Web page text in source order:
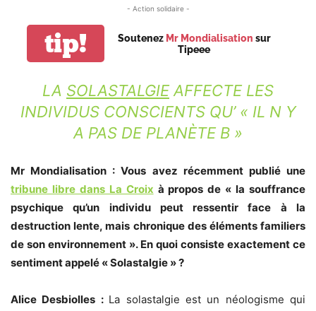
- Action solidaire -
tip! Soutenez Mr Mondialisation sur
Tipeee
LA SOLASTALGIEAFFECTE LES
INDIVIDUS CONSCIENTS QU’ « IL N Y
A PAS DE PLANÈTE B »
Mr Mondialisation : Vous avez récemment publié une
tribune libre dans La Croix à propos de « la souffrance
psychique qu’un individu peut ressentir face à la
destruction lente, mais chronique des éléments familiers
de son environnement ». En quoi consiste exactement ce
sentiment appelé « Solastalgie » ?
Alice Desbiolles : La solastalgie est un néologisme qui